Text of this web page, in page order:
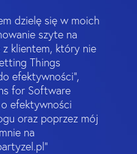
dzielę się w moich
szyte na
z klientem, który nie
Things
efektywności”,
for Software
o efektywności
oraz poprzez mój
na